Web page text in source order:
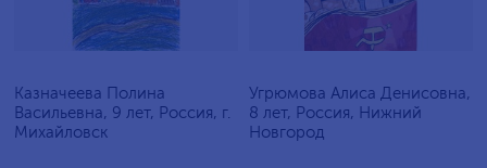
Казначеева Полина
Васильевна, 9 лет, Россия, г.
Михайловск
Угрюмова Алиса Денисовна,
8 лет, Россия, Нижний
Новгород